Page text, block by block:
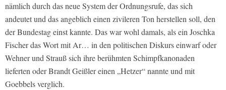
nämlich durch das neue System der Ordnungsrufe, das sich
andeutet und das angeblich einen zivileren Ton herstellen soll, den
der Bundestag einst kannte. Das war wohl damals, als ein Joschka
Fischer das Wort mit Ar… in den politischen Diskurs einwarf oder
Wehner und Strauß sich ihre berühmten Schimpfkanonaden
lieferten oder Brandt Geißler einen „Hetzer“ nannte und mit
Goebbels verglich.